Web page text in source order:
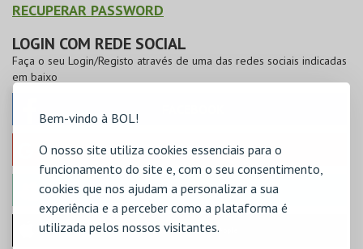
Bem-vindo à BOL!
O nosso site utiliza cookies essenciais para o
funcionamento do site e, com o seu consentimento,
cookies que nos ajudam a personalizar a sua
experiência e a perceber como a plataforma é
utilizada pelos nossos visitantes.
RECUPERAR PASSWORD
LOGIN COM REDE SOCIAL
Faça o seu Login/Registo através de uma das redes sociais indicadas
em baixo
GOOGLE
MICROSOFT
Iniciar sessão com a Apple